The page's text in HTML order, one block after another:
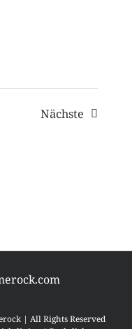
Nächste
| All Rights Reserved